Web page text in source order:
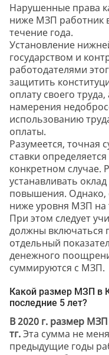
Нарушенные права
ниже МЗП работник
течение года.
Установление
государством и
работодателями
защитить
оплату своего
намерения
использованию
оплаты.
Разумеется, точная
ставки
конкретном случае.
устанавливать
повышения. Однако,
ниже уровня МЗП на
При этом следует
должны включаться
отдельный
денежного
суммируются с МЗП.
Какой размер МЗП в
последние 5 лет?
В 2020 г. размер МЗП
тг.Эта сумма не
предыдущие годы